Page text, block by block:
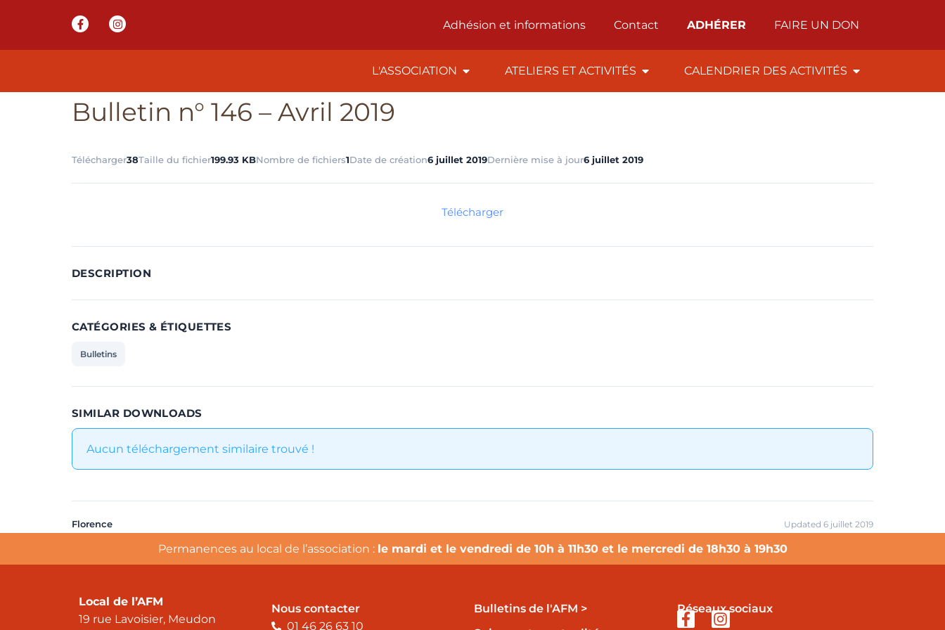
Adhésion et informations Contact ADHÉRER FAIRE UN DON
L'ASSOCIATION ATELIERS ET ACTIVITÉS CALENDRIER DES ACTIVITÉS
Bulletin n° 146 – Avril 2019
Télécharger38Taille du fichier199.93 KBNombre de fichiers1Date de création6 juillet 2019Dernière mise à jour6 juillet 2019
Télécharger
DESCRIPTION
CATÉGORIES & ÉTIQUETTES
Bulletins
SIMILAR DOWNLOADS
Aucun téléchargement similaire trouvé !
Florence Updated 6 juillet 2019
Permanences au local de l’association : le mardi et le vendredi de 10h à 11h30 et le mercredi de 18h30 à 19h30
Local de l’AFM
19 rue Lavoisier, Meudon
Nous contacter
01 46 26 63 10
Bulletins de l'AFM >
Réseaux sociaux